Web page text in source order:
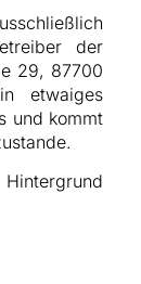
der
29, 87700
etwaiges
und kommt